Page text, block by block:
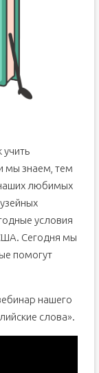
учить
мы знаем, тем
любимых
условия
Сегодня мы
помогут
нашего
слова».